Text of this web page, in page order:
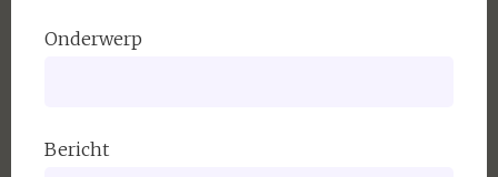
Onderwerp
Bericht